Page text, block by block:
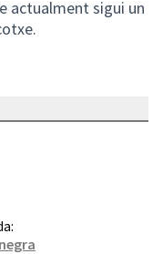
actualment sigui un